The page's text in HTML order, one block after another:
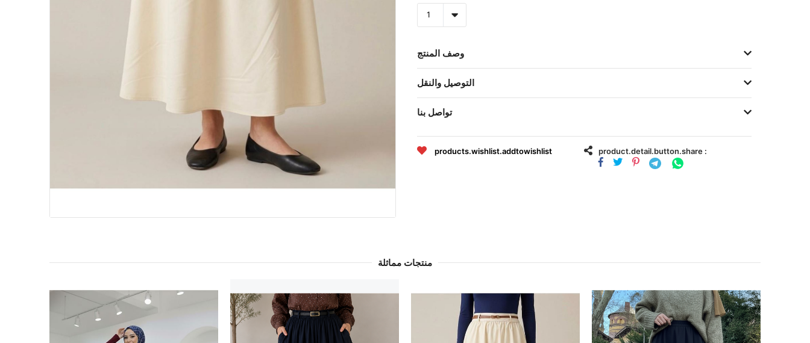
وصف المنتج
التوصيل والنقل
تواصل بنا
products.wishlist.addtowishlist product.detail.button.share :
منتجات مماثلة